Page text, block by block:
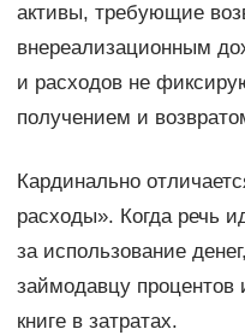
активы, требующие
внереализационным
и расходов не
получением и
Кардинально
расходы». Когда речь
за использование
займодавцу процентов
книге в затратах.